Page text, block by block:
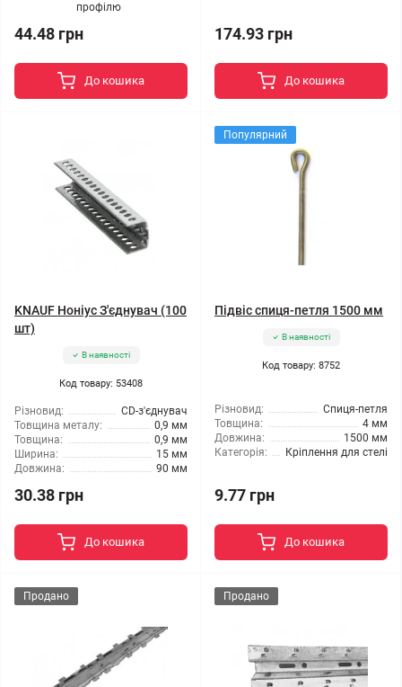
профілю
44.48 грн
До кошика
174.93 грн
До кошика
KNAUF Ноніус З'єднувач (100
шт)
В наявності
Код товару: 53408
Різновид:
CD-з'єднувач
Товщина металу:
0,9 мм
Товщина:
0,9 мм
Ширина:
15 мм
Довжина:
90 мм
30.38 грн
До кошика
Популярний
Підвіс спиця-петля 1500 мм
В наявності
Код товару: 8752
Різновид:
Спиця-петля
Товщина:
4 мм
Довжина:
1500 мм
Категорія:
Кріплення для стелі
9.77 грн
До кошика
Продано Продано